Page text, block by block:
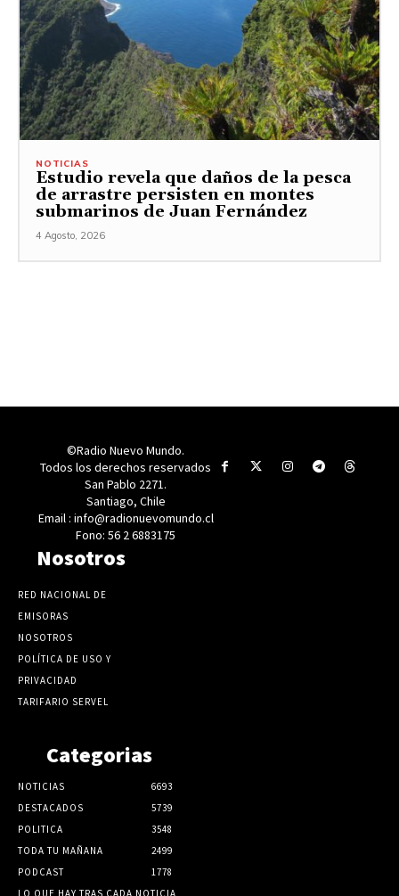
NOTICIAS
Estudio revela que daños de la pesca
de arrastre persisten en montes
submarinos de Juan Fernández
4 Agosto, 2026
©Radio Nuevo Mundo.
Todos los derechos reservados
San Pablo 2271.
Santiago, Chile
Email : info@radionuevomundo.cl
Fono: 56 2 6883175
Nosotros
RED NACIONAL DE
EMISORAS
NOSOTROS
POLÍTICA DE USO Y
PRIVACIDAD
TARIFARIO SERVEL
Categorias
NOTICIAS
6693
DESTACADOS
5739
POLITICA
3548
TODA TU MAÑANA
2499
PODCAST
1778
LO QUE HAY TRAS CADA NOTICIA